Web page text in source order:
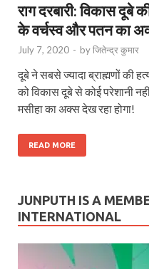
राग दरबारी: विकास दूबे
के वर्चस्व और पतन का
July 7, 2020 - byजितेन्द्र कुमार
दूबे ने सबसे ज्यादा ब्राह्मणों की
को विकास दूबे से कोई परेशानी
मसीहा का अक्स देख रहा होगा!
READ MORE
JUNPUTH IS A
INTERNATIONAL